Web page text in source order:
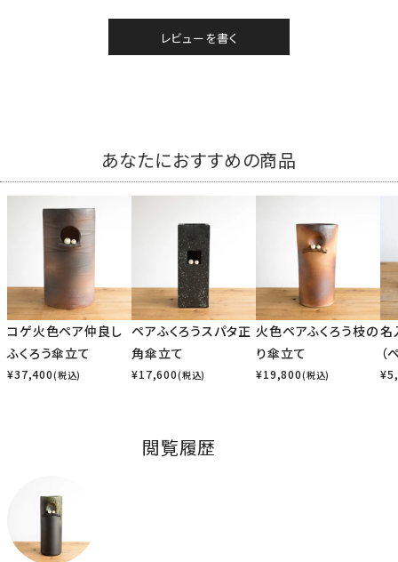
レビューを書く
あなたにおすすめの商品
コゲ火色ペア仲良し
ふくろう傘立て
¥37,400(税込)
ペアふくろうスパタ正
角傘立て
¥17,600(税込)
火色ペアふくろう枝の
り傘立て
¥19,800(税込)
名
（
¥
閲覧履歴